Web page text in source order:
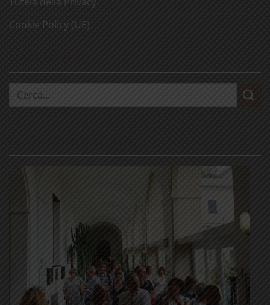
Cookie Policy (UE)
Cerca: